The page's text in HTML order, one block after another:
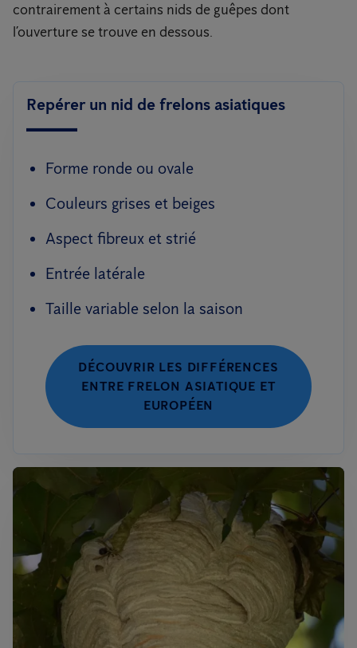
contrairement à certains nids de guêpes dont
l’ouverture se trouve en dessous.
Repérer un nid de frelons asiatiques
Forme ronde ou ovale
Couleurs grises et beiges
Aspect fibreux et strié
Entrée latérale
Taille variable selon la saison
DÉCOUVRIR LES DIFFÉRENCES
ENTRE FRELON ASIATIQUE ET
EUROPÉEN